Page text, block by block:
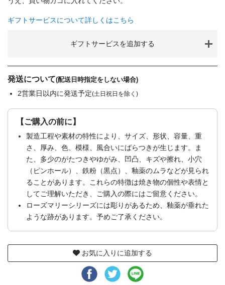
発送について(配送日時指定をしない場合)
2営業日以内に発送予定(土日祝日を除く)
ギフトサービスについて詳しくはこちら
ギフトサービスを追加する
【ご購入の前に】
製造工程や素材の特性により、サイズ、形状、容量、重
さ、厚み、色、模様、風合いにばらつきが生じます。ま
た、多少のがたつきやゆがみ、凹凸、キズや擦れ、小穴
（ピンホール）、鉄粉（黒点）、釉薬のムラなどが見られ
ることがあります。これらの特徴は焼き物の個性や表情と
してご理解いただき、ご購入の際にはご留意ください。
ローズマリーシリーズには彫りがあるため、釉薬が垂れた
ような跡があります。予めご了承ください。
お気に入りに追加する